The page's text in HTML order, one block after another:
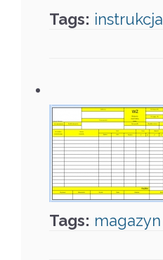
Tags: instrukcja
Tags: magazyn